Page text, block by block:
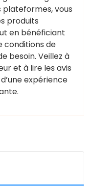
plateformes, vous
produits
en bénéficiant
conditions de
besoin. Veillez à
et à lire les avis
expérience